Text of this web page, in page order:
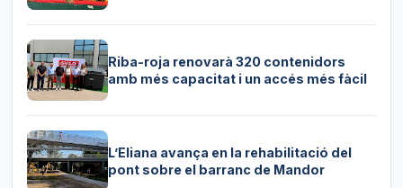
Riba-roja renovarà 320 contenidors
amb més capacitat i un accés més fàcil
L’Eliana avança en la rehabilitació del
pont sobre el barranc de Mandor